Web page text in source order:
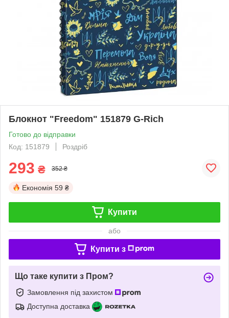
Блокнот "Freedom" 151879 G-Rich
Готово до відправки
Код: 151879
Роздріб
293 ₴ 352 ₴
Економія 59 ₴
Купити
або
Купити з
Що таке купити з Пром?
Замовлення під захистом
Доступна доставка